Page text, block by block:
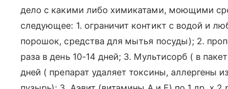
дело с какими либо химикатами, моющими
следующее: 1. ограничит контикт с водой и
порошок, средства для мытья посуды); 2.
раза в день 10-14 дней; 3. Мультисорб ( в
дней ( препарат удаляет токсины, аллергены